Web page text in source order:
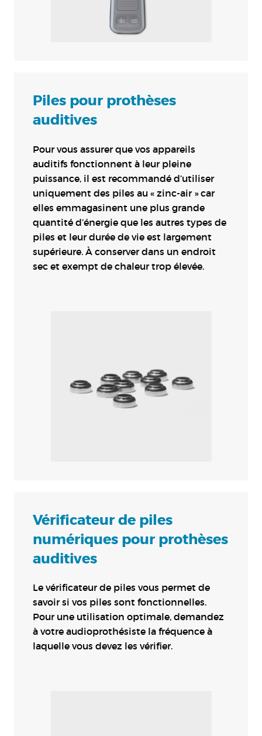
Piles pour prothèses
auditives
Pour vous assurer que vos appareils
auditifs fonctionnent à leur pleine
puissance, il est recommandé d’utiliser
uniquement des piles au « zinc-air » car
elles emmagasinent une plus grande
quantité d’énergie que les autres types de
piles et leur durée de vie est largement
supérieure. À conserver dans un endroit
sec et exempt de chaleur trop élevée.
Vérificateur de piles
numériques pour prothèses
auditives
Le vérificateur de piles vous permet de
savoir si vos piles sont fonctionnelles.
Pour une utilisation optimale, demandez
à votre audioprothésiste la fréquence à
laquelle vous devez les vérifier.